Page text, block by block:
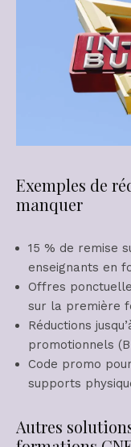
Exemples de
manquer
15 % de remise
enseignants en
Offres
sur la première
Réductions
promotionnels
Code promo
supports
Autres